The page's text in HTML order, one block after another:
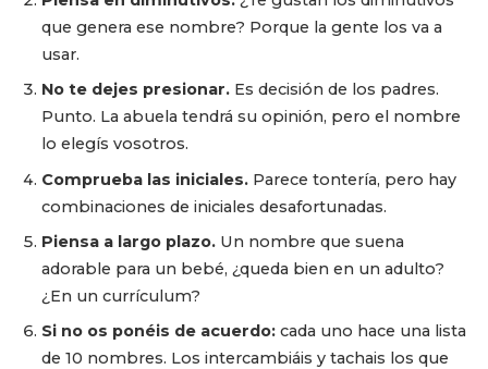
que genera ese nombre? Porque la gente los va a
usar.
No te dejes presionar.Es decisión de los padres.
Punto. La abuela tendrá su opinión, pero el nombre
lo elegís vosotros.
Comprueba las iniciales.Parece tontería, pero hay
combinaciones de iniciales desafortunadas.
Piensa a largo plazo.Un nombre que suena
adorable para un bebé, ¿queda bien en un adulto?
¿En un currículum?
Si no os ponéis de acuerdo:cada uno hace una lista
de 10 nombres. Los intercambiáis y tachais los que